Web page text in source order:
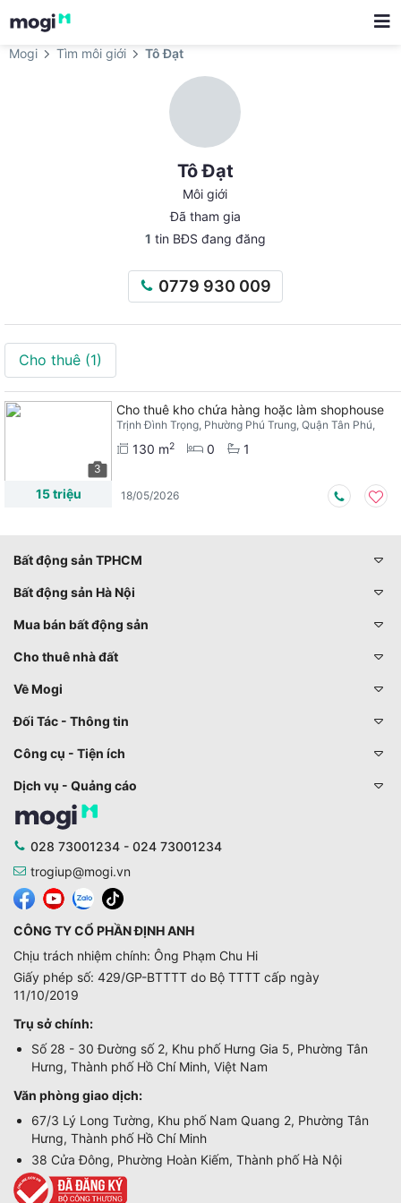
Mogi Tìm môi giới Tô Đạt
Tô Đạt
Môi giới
Đã tham gia
1 tin BĐS đang đăng
0779 930 009
Cho thuê (1)
3
Cho thuê kho chứa hàng hoặc làm shophouse
Trịnh Đình Trọng, Phường Phú Trung, Quận Tân Phú,
130 m2 0 1
15 triệu 18/05/2026
Bất động sản TPHCM
Bất động sản Hà Nội
Mua bán bất động sản
Cho thuê nhà đất
Về Mogi
Đối Tác - Thông tin
Công cụ - Tiện ích
Dịch vụ - Quảng cáo
028 73001234 - 024 73001234
trogiup@mogi.vn
CÔNG TY CỔ PHẦN ĐỊNH ANH
Chịu trách nhiệm chính: Ông Phạm Chu Hi
Giấy phép số: 429/GP-BTTTT do Bộ TTTT cấp ngày
11/10/2019
Trụ sở chính:
Số 28 - 30 Đường số 2, Khu phố Hưng Gia 5, Phường Tân
Hưng, Thành phố Hồ Chí Minh, Việt Nam
Văn phòng giao dịch:
67/3 Lý Long Tường, Khu phố Nam Quang 2, Phường Tân
Hưng, Thành phố Hồ Chí Minh
38 Cửa Đông, Phường Hoàn Kiếm, Thành phố Hà Nội